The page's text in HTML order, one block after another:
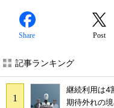
Share Post
記事ランキング
継続利用は
期待外れの